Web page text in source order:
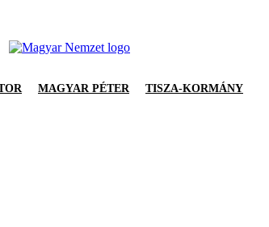
MAGYAR PÉTER TISZA-KORMÁNY